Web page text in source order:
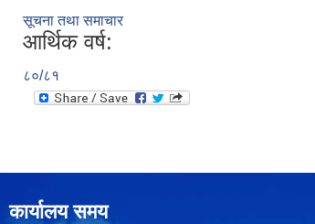
सूचना तथा समाचार
आर्थिक वर्ष:
८०/८१
कार्यालय समय